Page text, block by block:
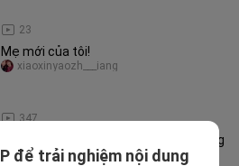
23
Mẹ mới của tôi!
347
xiaoxinyaozh___iang
Cái tát này của Thần Đạt có oan không
nhỉđể trải nghiệm nội dung